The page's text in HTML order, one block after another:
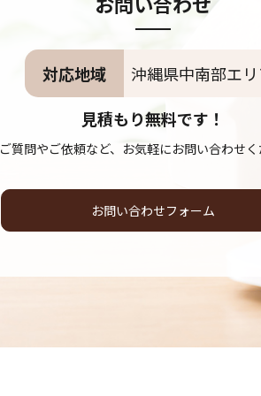
対応地域
沖縄県中南部エ
見積もり無料です！
ご質問やご依頼など、お気軽にお問い合わせく
お問い合わせフォーム